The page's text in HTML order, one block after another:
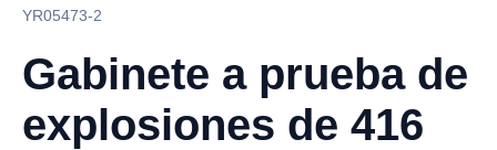
YR05473-2
Gabinete a prueba de
explosiones de 416